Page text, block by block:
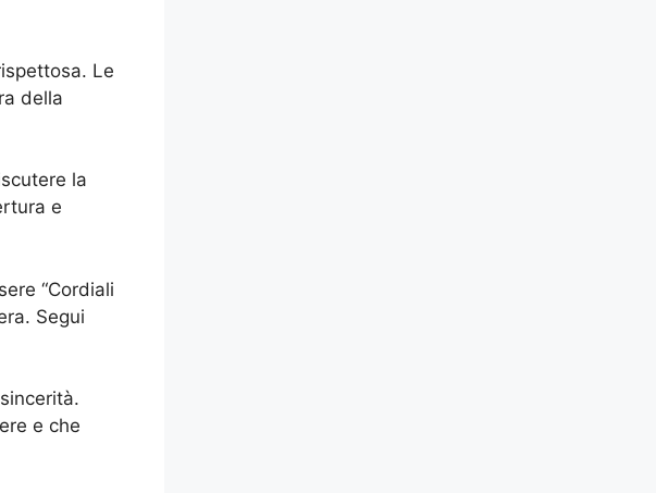
Le
della
la
e
“Cordiali
Segui
e che